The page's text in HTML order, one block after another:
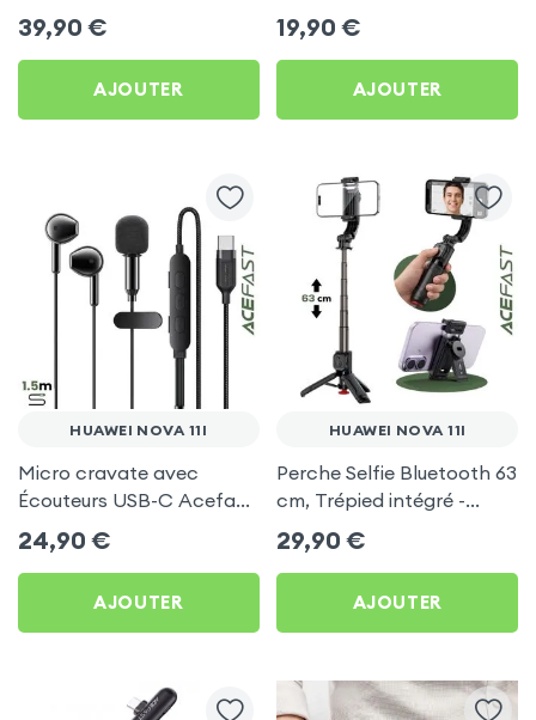
Acefast pour Huawei
Nova 11i
39,90 €
AJOUTER
Huawei Nova 11i
19,90 €
AJOUTER
HUAWEI NOVA 11I
Micro cravate avec
Écouteurs USB-C Acefast
Noir pour Huawei Nova 11i
24,90 €
AJOUTER
HUAWEI NOVA 11I
Perche Selfie Bluetooth 63
cm, Trépied intégré -
Acefast pour Huawei
Nova 11i
29,90 €
AJOUTER